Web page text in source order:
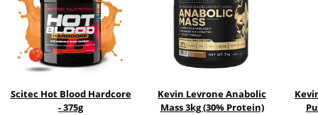
Scitec Hot Blood Hardcore
- 375g
Kevin Levrone Anabolic
Mass 3kg (30% Protein)